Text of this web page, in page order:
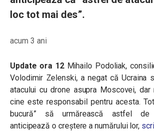
loc tot mai des”.
acum 3 ani
Update ora 12Mihailo Podoliak,
Volodimir Zelenski, a negat că Ucraina
atacului cu drone asupra Moscovei,
cine este responsabil pentru acesta.
bucură” să urmărească astfel de
anticipează o creștere a numărului lor,